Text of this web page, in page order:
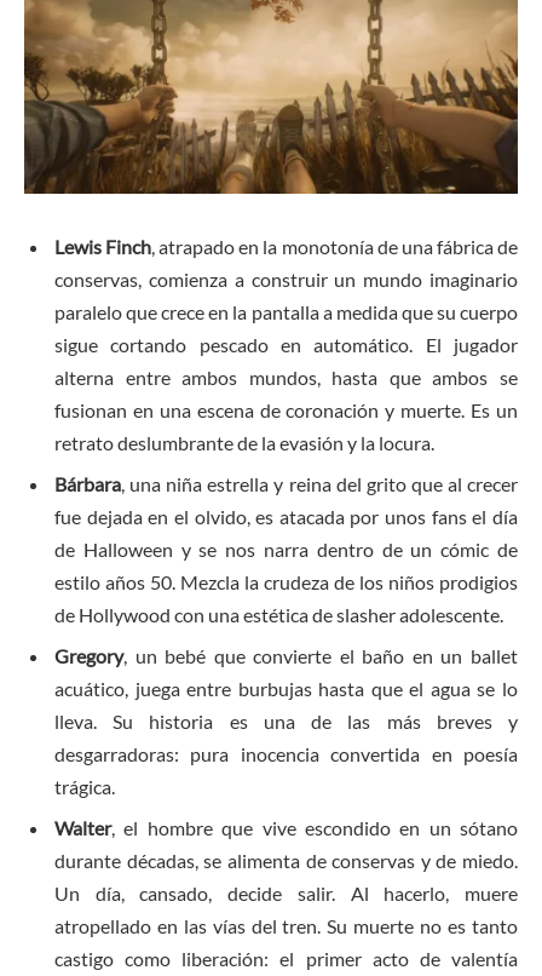
Lewis Finch , atrapado en la monotonía de una fábrica de
conservas, comienza a construir un mundo imaginario
paralelo que crece en la pantalla a medida que su cuerpo
sigue cortando pescado en automático. El jugador
alterna entre ambos mundos, hasta que ambos se
fusionan en una escena de coronación y muerte. Es un
retrato deslumbrante de la evasión y la locura.
Bárbara , una niña estrella y reina del grito que al crecer
fue dejada en el olvido, es atacada por unos fans el día
de Halloween y se nos narra dentro de un cómic de
estilo años 50. Mezcla la crudeza de los niños prodigios
de Hollywood con una estética de slasher adolescente.
Gregory, un bebé que convierte el baño en un ballet
acuático, juega entre burbujas hasta que el agua se lo
lleva. Su historia es una de las más breves y
desgarradoras: pura inocencia convertida en poesía
trágica.
Walter, el hombre que vive escondido en un sótano
durante décadas, se alimenta de conservas y de miedo.
Un día, cansado, decide salir. Al hacerlo, muere
atropellado en las vías del tren. Su muerte no es tanto
castigo como liberación: el primer acto de valentía